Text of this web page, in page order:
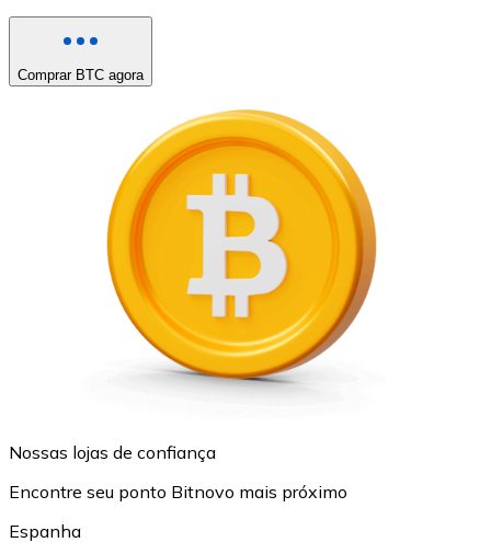
Comprar BTC agora
Nossas lojas de confiança
Encontre seu ponto Bitnovo mais próximo
Espanha